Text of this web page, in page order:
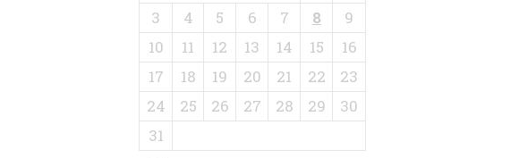
3
4 5 6 7 8
9
10
11 12 13 14 15
16
17
18 19 20 21 22
23
24
25 26 27 28 29
30
31